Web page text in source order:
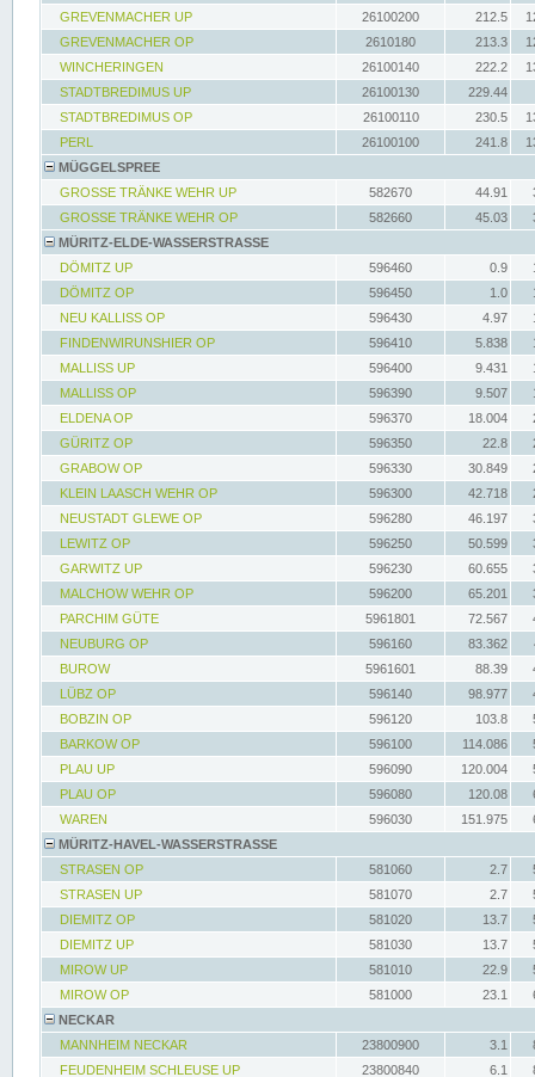
GREVENMACHER UP
26100200 212.5
GREVENMACHER OP
2610180 213.3
WINCHERINGEN
26100140 222.2
STADTBREDIMUS UP
26100130
229.44
STADTBREDIMUS OP
26100110 230.5
PERL
26100100 241.8
MÜGGELSPREE
GROSSE TRÄNKE WEHR UP
582670 44.91
GROSSE TRÄNKE WEHR OP
582660 45.03
MÜRITZ-ELDE-WASSERSTRASSE
DÖMITZ UP
596460 0.9
DÖMITZ OP
596450 1.0
NEU KALLISS OP
596430 4.97
FINDENWIRUNSHIER OP
596410 5.838
MALLISS UP
596400 9.431
MALLISS OP
596390 9.507
ELDENA OP
596370 18.004
GÜRITZ OP
596350 22.8
GRABOW OP
596330 30.849
KLEIN LAASCH WEHR OP
596300 42.718
NEUSTADT GLEWE OP
596280 46.197
LEWITZ OP
596250 50.599
GARWITZ UP
596230 60.655
MALCHOW WEHR OP
596200 65.201
PARCHIM GÜTE
5961801 72.567
NEUBURG OP
596160 83.362
BUROW
5961601 88.39
LÜBZ OP
596140 98.977
BOBZIN OP
596120 103.8
BARKOW OP
596100 114.086
PLAU UP
596090 120.004
PLAU OP
596080 120.08
WAREN
596030 151.975
MÜRITZ-HAVEL-WASSERSTRASSE
STRASEN OP
581060 2.7
STRASEN UP
581070 2.7
DIEMITZ OP
581020 13.7
DIEMITZ UP
581030 13.7
MIROW UP
581010 22.9
MIROW OP
581000 23.1
NECKAR
MANNHEIM NECKAR
23800900 3.1
FEUDENHEIM SCHLEUSE UP
23800840 6.1